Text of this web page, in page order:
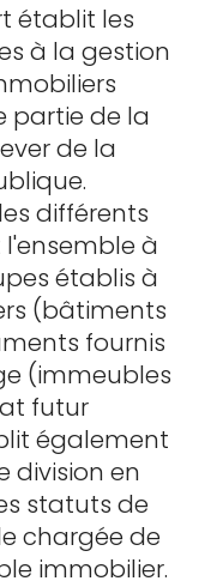
établit les
à la gestion
partie de la
de la
différents
à
établis à
(bâtiments
fournis
(immeubles
futur
également
division en
statuts de
chargée de
immobilier.